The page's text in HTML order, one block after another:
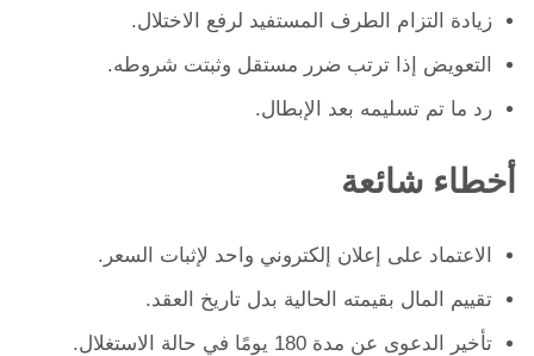
زيادة التزام الطرف المستفيد لرفع الاختلال.
التعويض إذا ترتب ضرر مستقل وثبتت شروطه.
رد ما تم تسليمه بعد الإبطال.
أخطاء شائعة
الاعتماد على إعلان إلكتروني واحد لإثبات السعر.
تقييم المال بقيمته الحالية بدل تاريخ العقد.
تأخير الدعوى عن مدة 180 يومًا في حالة الاستغلال.